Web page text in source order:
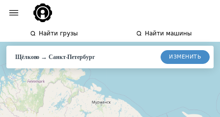
Найти грузы Найти машины
Щёлково →Санкт-Петербург ИЗМЕНИТЬ